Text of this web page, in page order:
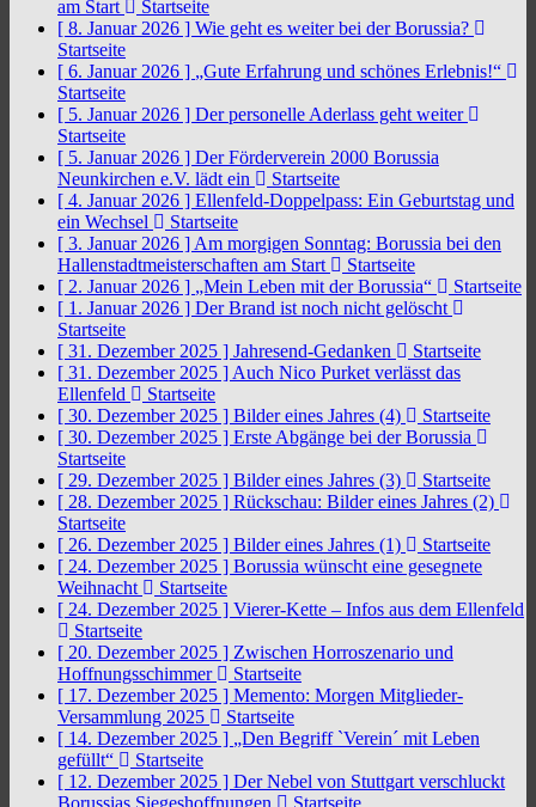
am Start
Startseite
[ 8. Januar 2026 ] Wie geht es weiter bei der Borussia?
Startseite
[ 6. Januar 2026 ] „Gute Erfahrung und schönes Erlebnis!“
Startseite
[ 5. Januar 2026 ] Der personelle Aderlass geht weiter
Startseite
[ 5. Januar 2026 ] Der Förderverein 2000 Borussia
Neunkirchen e.V. lädt ein
Startseite
[ 4. Januar 2026 ] Ellenfeld-Doppelpass: Ein Geburtstag und
ein Wechsel
Startseite
[ 3. Januar 2026 ] Am morgigen Sonntag: Borussia bei den
Hallenstadtmeisterschaften am Start
Startseite
[ 2. Januar 2026 ] „Mein Leben mit der Borussia“
Startseite
[ 1. Januar 2026 ] Der Brand ist noch nicht gelöscht
Startseite
[ 31. Dezember 2025 ] Jahresend-Gedanken
Startseite
[ 31. Dezember 2025 ] Auch Nico Purket verlässt das
Ellenfeld
Startseite
[ 30. Dezember 2025 ] Bilder eines Jahres (4)
Startseite
[ 30. Dezember 2025 ] Erste Abgänge bei der Borussia
Startseite
[ 29. Dezember 2025 ] Bilder eines Jahres (3)
Startseite
[ 28. Dezember 2025 ] Rückschau: Bilder eines Jahres (2)
Startseite
[ 26. Dezember 2025 ] Bilder eines Jahres (1)
Startseite
[ 24. Dezember 2025 ] Borussia wünscht eine gesegnete
Weihnacht
Startseite
[ 24. Dezember 2025 ] Vierer-Kette – Infos aus dem Ellenfeld
Startseite
[ 20. Dezember 2025 ] Zwischen Horroszenario und
Hoffnungsschimmer
Startseite
[ 17. Dezember 2025 ] Memento: Morgen Mitglieder-
Versammlung 2025
Startseite
[ 14. Dezember 2025 ] „Den Begriff `Verein´ mit Leben
gefüllt“
Startseite
[ 12. Dezember 2025 ] Der Nebel von Stuttgart verschluckt
Borussias Siegeshoffnungen
Startseite